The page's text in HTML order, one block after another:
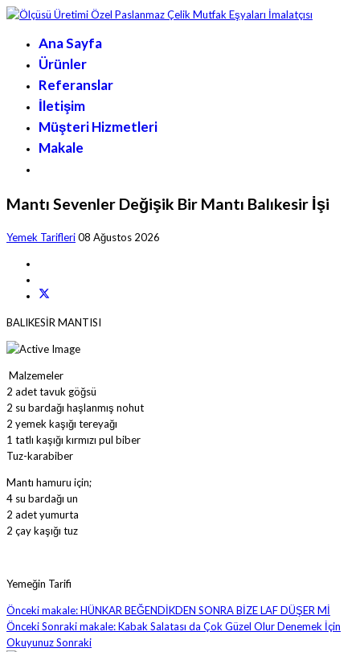
Ana Sayfa
Ürünler
Referanslar
İletişim
Müşteri Hizmetleri
Makale
Mantı Sevenler Değişik Bir Mantı Balıkesir İşi
Yemek Tarifleri08 Ağustos 2026
BALIKESİR MANTISI
Malzemeler
2 adet tavuk göğsü
2 su bardağı haşlanmış nohut
2 yemek kaşığı tereyağı
1 tatlı kaşığı kırmızı pul biber
Tuz-karabiber
Mantı hamuru için;
4 su bardağı un
2 adet yumurta
2 çay kaşığı tuz
Yemeğin Tarifi
Önceki makale: HÜNKAR BEĞENDİKDEN SONRA BİZE LAF DÜŞER Mİ
ÖncekiSonraki makale: Kabak Salatası da Çok Güzel Olur Denemek İçin
OkuyunuzSonraki